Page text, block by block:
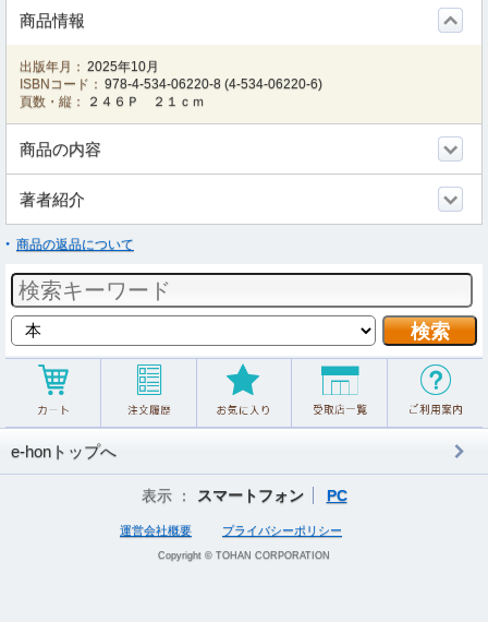
商品情報
出版年月： 2025年10月
ISBNコード： 978-4-534-06220-8 (4-534-06220-6)
頁数・縦：
２４６Ｐ ２１ｃｍ
商品の内容
著者紹介
商品の返品について
e-honトップへ
表示 ： スマートフォン PC
運営会社概要 プライバシーポリシー
Copyright © TOHAN CORPORATION